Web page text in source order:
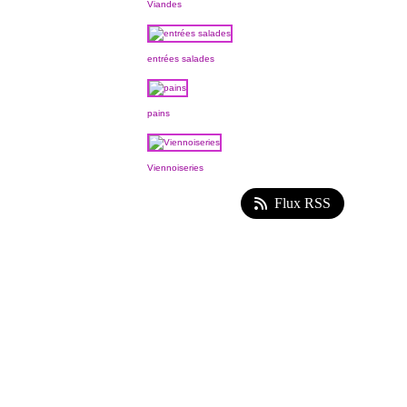
Viandes
entrées salades
pains
Viennoiseries
Flux RSS